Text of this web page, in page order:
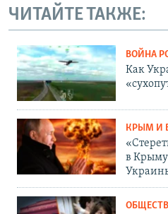
ЧИТАЙТЕ ТАКЖЕ:
ВОЙНА
Как
КРЫМ И
в